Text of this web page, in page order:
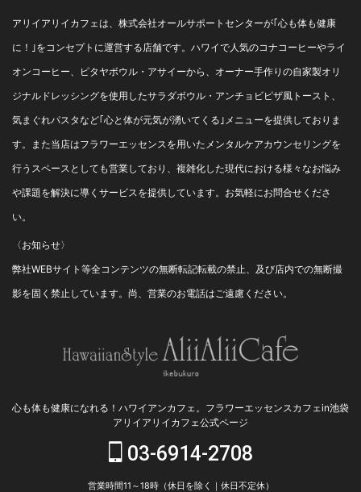
アリイアリイカフェは、株式会社オールサポートセンターが｢心も体も健康
に！｣をコンセプトに運営する店舗です。ハワイで人気のコナコーヒーやライ
オンコーヒー、ピタヤボウル・アサイーから、オーナー手作りの自家製オリ
ジナルドレッシングを使用したサラダボウル・アンチョビピザ風トースト、
気まぐれパスタなど｢心と体が元気が湧いてくる｣メニューを提供しておりま
す。また当店はフラワーエッセンスを用いたメンタルケアカウンセリングを
行うスペースとしても営業しており、複雑化した現代における様々なお悩み
や課題を解決に導くサービスを提供しています。お気軽にお問合せくださ
い。
〈お知らせ〉
弊社WEBサイト等全コンテンツの無断転記転載の禁止、及び店内での無断撮
影を固く禁止しています。尚、営業のお電話はご遠慮ください。
心も体も健康になれる！ハワイアンカフェ。フラワーエッセンスカフェin池袋
アリイアリイカフェ公式ページ
03-6914-2708
営業時間11～18時（休日を除く｜休日不定休）